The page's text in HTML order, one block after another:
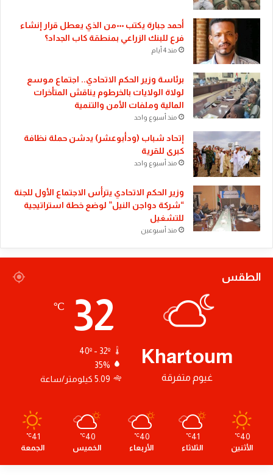
أحمد جبارة يكتب ٠٠٠من الذي يعطل قرار إنشاء
فرع للبنك الزراعي بمنطقة كاب الجداد؟
منذ 4 أيام
​برئاسة وزير الحكم الاتحادي.. اجتماع موسع
لولاة الولايات بالخرطوم يناقش المتأخرات
المالية وملفات الأمن والتنمية
منذ أسبوع واحد
إتحاد شباب (ودأبوعشر) يدشن حملة نظافة
كبرى للقرية
منذ أسبوع واحد
وزير الحكم الاتحادي يترأس الاجتماع الأول للجنة
“شركة دواجن النيل” لوضع خطة استراتيجية
للتشغيل
منذ أسبوعين
الطقس
Khartoum
غيوم متفرقة
32
℃
35%
5.09 كيلومتر/ساعة
40
℃
الأثنين
41
℃
الثلاثاء
40
℃
الأربعاء
40
℃
الخميس
41
℃
الجمعة